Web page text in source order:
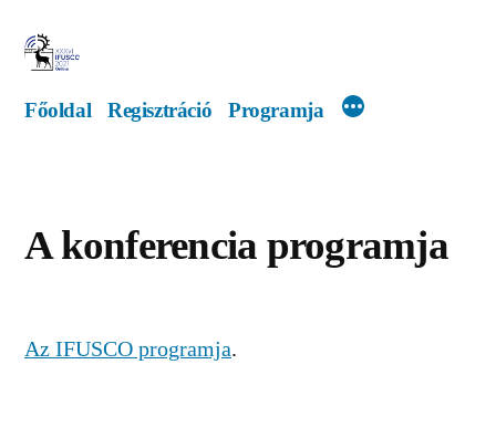
Főoldal Regisztráció Programja
A konferencia programja
Az IFUSCO programja.